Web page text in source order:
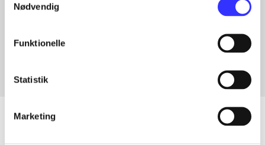
Nødvendig
Funktionelle
Statistik
Marketing